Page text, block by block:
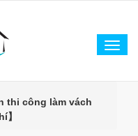
thi công làm vách